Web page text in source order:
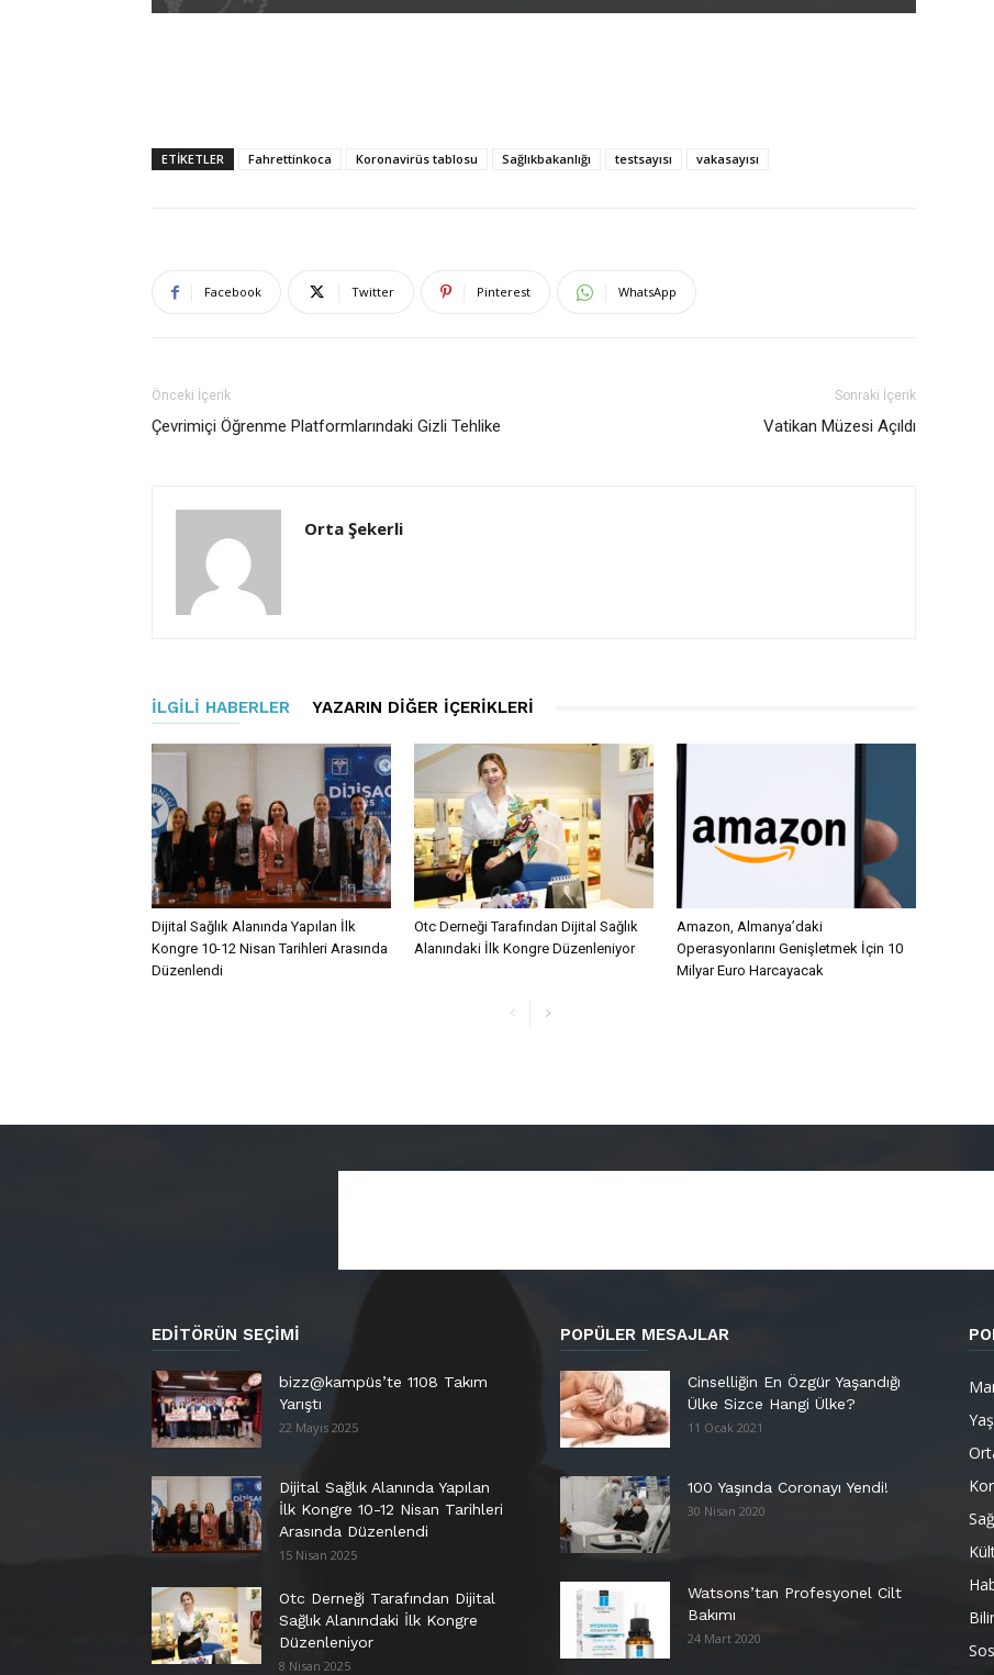
ETIKETLER Fahrettinkoca Koronavirüs tablosu Sağlıkbakanlığı testsayısı vakasayısı
Facebook Twitter Pinterest WhatsApp
Önceki İçerik
Çevrimiçi Öğrenme Platformlarındaki Gizli Tehlike
Sonraki İçerik
Vatikan Müzesi Açıldı
Orta Şekerli
İLGILI HABERLER YAZARIN DIĞER İÇERIKLERI
Dijital Sağlık Alanında Yapılan İlk
Kongre 10-12 Nisan Tarihleri Arasında
Düzenlendi
Otc Derneği Tarafından Dijital Sağlık
Alanındaki İlk Kongre Düzenleniyor
Amazon, Almanya’daki
Operasyonlarını Genişletmek İçin 10
Milyar Euro Harcayacak
EDITÖRÜN SEÇIMI
bizz@kampüs’te 1108 Takım
Yarıştı
22 Mayıs 2025
Dijital Sağlık Alanında Yapılan
İlk Kongre 10-12 Nisan Tarihleri
Arasında Düzenlendi
15 Nisan 2025
Otc Derneği Tarafından Dijital
Sağlık Alanındaki İlk Kongre
Düzenleniyor
8 Nisan 2025
POPÜLER MESAJLAR
Cinselliğin En Özgür Yaşandığı
Ülke Sizce Hangi Ülke?
11 Ocak 2021
100 Yaşında Coronayı Yendi!
30 Nisan 2020
Watsons’tan Profesyonel Cilt
Bakımı
24 Mart 2020